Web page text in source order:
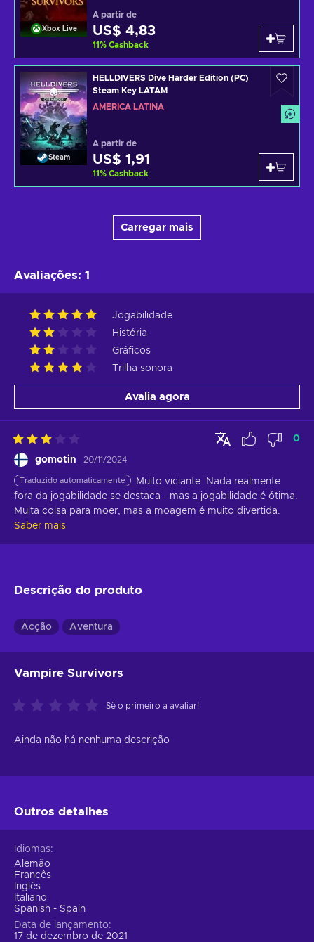
Xbox Live
A partir de
US$ 4,83
11% Cashback
Steam
HELLDIVERS Dive Harder Edition (PC)
Steam Key LATAM
AMÉRICA LATINA
A partir de
US$ 1,91
11% Cashback
Carregar mais
Avaliações: 1
Jogabilidade
História
Gráficos
Trilha sonora
Avalia agora
gomotin 20/11/2024
0
Traduzido automaticamente
Muito viciante. Nada realmente
fora da jogabilidade se destaca - mas a jogabilidade é ótima.
Muita coisa para moer, mas a moagem é muito divertida.
Saber mais
Descrição do produto
Acção Aventura
Vampire Survivors
Sê o primeiro a avaliar!
Ainda não há nenhuma descrição
Outros detalhes
Idiomas
Alemão
Francês
Inglês
Italiano
Spanish - Spain
Data de lançamento
17 de dezembro de 2021